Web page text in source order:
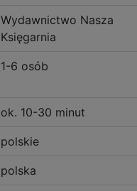
Wydawnictwo Nasza
Księgarnia
1-6 osób
ok. 10-30 minut
polskie
polska